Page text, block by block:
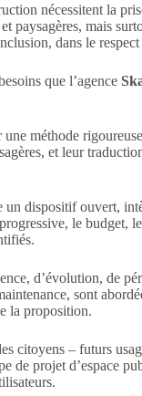
nécessitent la
paysagères, mais
dans le
que l’agence
méthode
et leur
un dispositif ouvert,
le budget,
d’évolution, de
sont
la proposition.
citoyens – futurs
de projet d’espace